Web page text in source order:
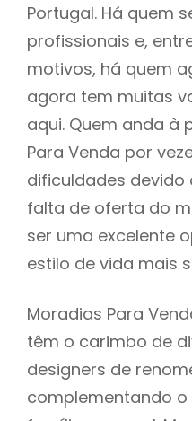
Portugal. Há quem
profissionais e,
motivos, há quem
agora tem muitas
aqui. Quem anda à
Para Venda por
dificuldades
falta de oferta do
ser uma excelente
estilo de vida mais
Moradias Para
têm o carimbo de
designers de
complementando